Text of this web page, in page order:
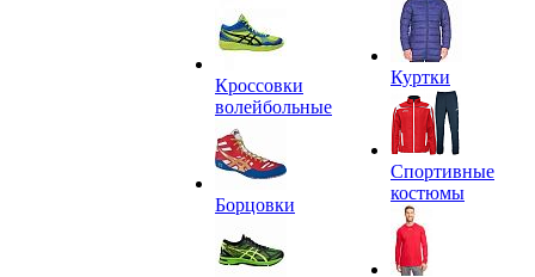
Кроссовки
волейбольные
Борцовки
Куртки
Спортивные
костюмы